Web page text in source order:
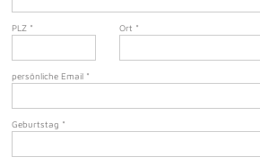
PLZ * Ort *
persönliche Email *
Geburtstag *